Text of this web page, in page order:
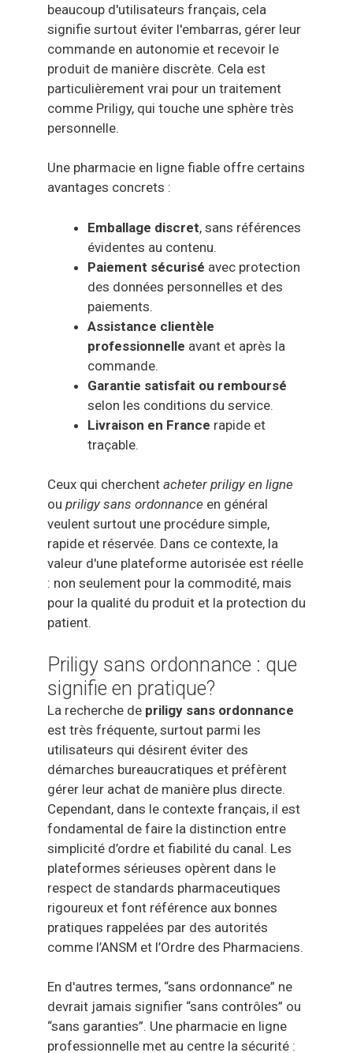
beaucoup d'utilisateurs français, cela
signifie surtout éviter l'embarras, gérer leur
commande en autonomie et recevoir le
produit de manière discrète. Cela est
particulièrement vrai pour un traitement
comme Priligy, qui touche une sphère très
personnelle.
Une pharmacie en ligne fiable offre certains
avantages concrets :
Emballage discret, sans références
évidentes au contenu.
Paiement sécurisé avec protection
des données personnelles et des
paiements.
Assistance clientèle
professionnelle avant et après la
commande.
Garantie satisfait ou remboursé
selon les conditions du service.
Livraison en France rapide et
traçable.
Ceux qui cherchent acheter priligy en ligne
ou priligy sans ordonnance en général
veulent surtout une procédure simple,
rapide et réservée. Dans ce contexte, la
valeur d'une plateforme autorisée est réelle
: non seulement pour la commodité, mais
pour la qualité du produit et la protection du
patient.
Priligy sans ordonnance : que
signifie en pratique?
La recherche de priligy sans ordonnance
est très fréquente, surtout parmi les
utilisateurs qui désirent éviter des
démarches bureaucratiques et préfèrent
gérer leur achat de manière plus directe.
Cependant, dans le contexte français, il est
fondamental de faire la distinction entre
simplicité d’ordre et fiabilité du canal. Les
plateformes sérieuses opèrent dans le
respect de standards pharmaceutiques
rigoureux et font référence aux bonnes
pratiques rappelées par des autorités
comme l’ANSM et l’Ordre des Pharmaciens.
En d'autres termes, “sans ordonnance” ne
devrait jamais signifier “sans contrôles” ou
“sans garanties”. Une pharmacie en ligne
professionnelle met au centre la sécurité :